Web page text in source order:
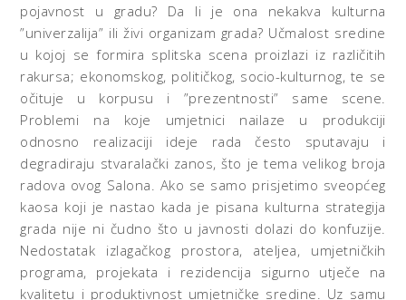
pojavnost u gradu? Da li je ona nekakva kulturna
”univerzalija” ili živi organizam grada? Učmalost sredine
u kojoj se formira splitska scena proizlazi iz različitih
rakursa; ekonomskog, političkog, socio-kulturnog, te se
očituje u korpusu i ”prezentnosti” same scene.
Problemi na koje umjetnici nailaze u produkciji
odnosno realizaciji ideje rada često sputavaju i
degradiraju stvaralački zanos, što je tema velikog broja
radova ovog Salona. Ako se samo prisjetimo sveopćeg
kaosa koji je nastao kada je pisana kulturna strategija
grada nije ni čudno što u javnosti dolazi do konfuzije.
Nedostatak izlagačkog prostora, ateljea, umjetničkih
programa, projekata i rezidencija sigurno utječe na
kvalitetu i produktivnost umjetničke sredine. Uz samu